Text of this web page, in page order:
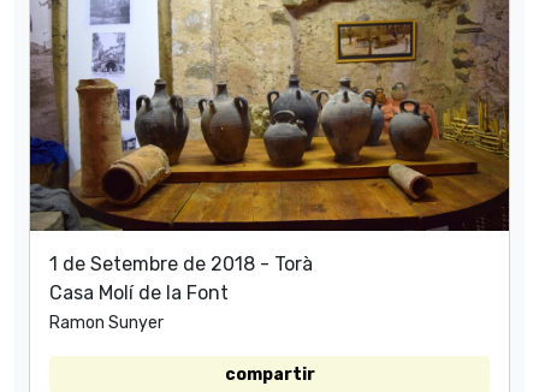
1 de Setembre de 2018 - Torà
Casa Molí de la Font
Ramon Sunyer
compartir